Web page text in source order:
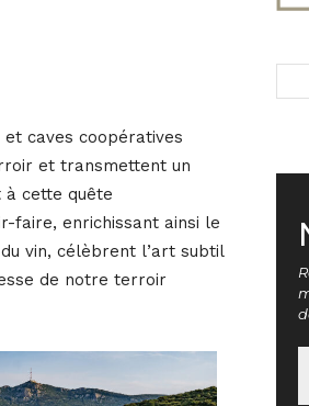
caves coopératives
et transmettent un
à cette quête
faire, enrichissant ainsi le
vin, célèbrent l’art subtil
de notre terroir